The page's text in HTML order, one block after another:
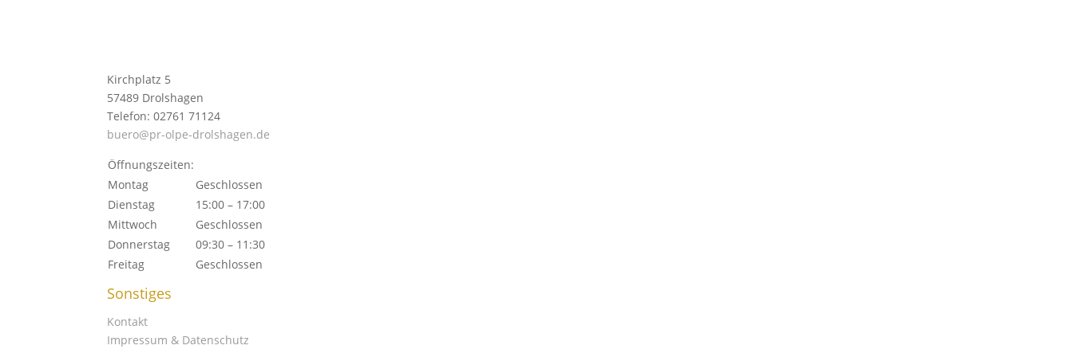
Kirchplatz 5
57489 Drolshagen
Telefon: 02761 71124
buero@pr-olpe-drolshagen.de
Öffnungszeiten:
Montag
Geschlossen
Dienstag
15:00 – 17:00
Mittwoch
Geschlossen
Donnerstag
09:30 – 11:30
Freitag
Geschlossen
Sonstiges
Kontakt
Impressum & Datenschutz